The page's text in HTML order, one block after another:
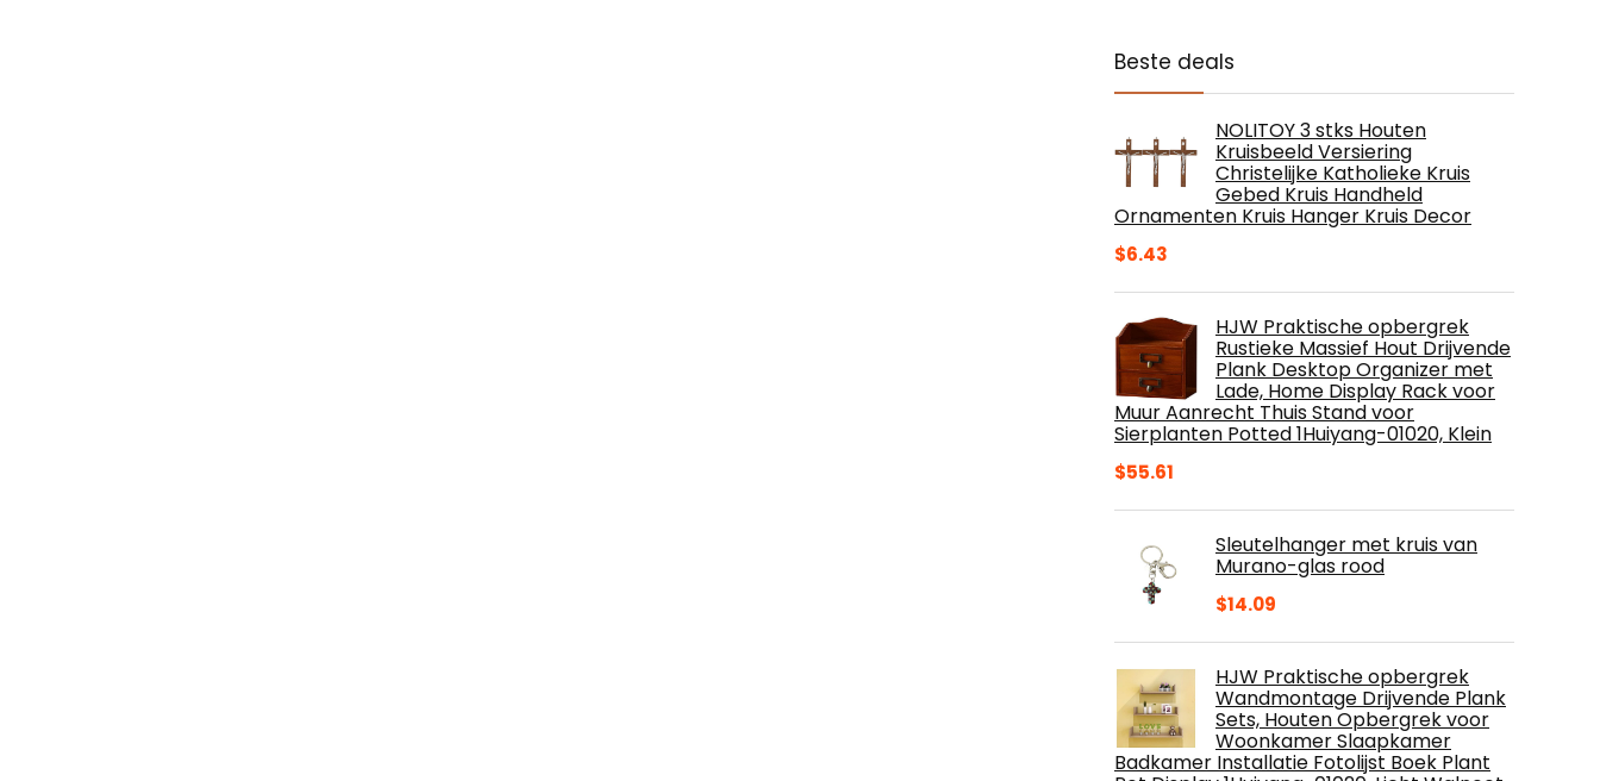
Beste deals
NOLITOY 3 stks Houten
Kruisbeeld Versiering
Christelijke Katholieke Kruis
Gebed Kruis Handheld
Ornamenten Kruis Hanger Kruis Decor
$6.43
HJW Praktische opbergrek
Rustieke Massief Hout Drijvende
Plank Desktop Organizer met
Lade, Home Display Rack voor
Muur Aanrecht Thuis Stand voor
Sierplanten Potted 1Huiyang-01020, Klein
$55.61
Sleutelhanger met kruis van
Murano-glas rood
$14.09
HJW Praktische opbergrek
Wandmontage Drijvende Plank
Sets, Houten Opbergrek voor
Woonkamer Slaapkamer
Badkamer Installatie Fotolijst Boek Plant